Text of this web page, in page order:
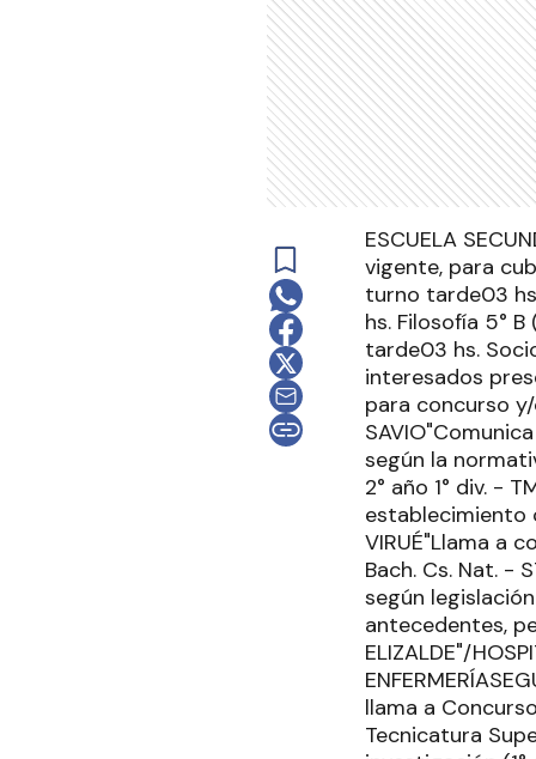
ESCUELA
vigente, para
turno tarde03
hs. Filosofía 5°
tarde03 hs.
interesados
para concurso y/
según la
2° año 1° div. -
establecimiento
VIRUÉ"Llama a
Bach. Cs. Nat. -
según
antecedentes,
ELIZALDE"/
llama a
Tecnicatura